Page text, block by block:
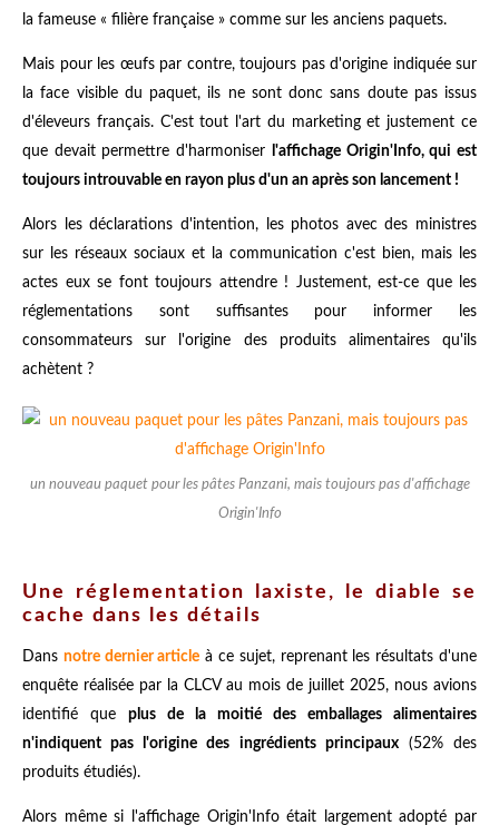
la fameuse « filière française » comme sur les anciens paquets.
Mais pour les œufs par contre, toujours pas d'origine indiquée sur
la face visible du paquet, ils ne sont donc sans doute pas issus
d'éleveurs français. C'est tout l'art du marketing et justement ce
que devait permettre d'harmoniser
l'affichage Origin'Info, qui est
toujours introuvable en rayon plus d'un an après son lancement !
Alors les déclarations d'intention, les photos avec des ministres
sur les réseaux sociaux et la communication c'est bien, mais les
actes eux se font toujours attendre ! Justement, est-ce que les
réglementations sont suffisantes pour informer les
consommateurs sur l'origine des produits alimentaires qu'ils
achètent ?
un nouveau paquet pour les pâtes Panzani, mais toujours pas d'affichage
Origin'Info
Une réglementation laxiste, le diable se
cache dans les détails
Dans notre dernier article à ce sujet, reprenant les résultats d'une
enquête réalisée par la CLCV au mois de juillet 2025, nous avions
identifié que plus de la moitié des emballages alimentaires
n'indiquent pas l'origine des ingrédients principaux(52% des
produits étudiés).
Alors même si l'affichage Origin'Info était largement adopté par